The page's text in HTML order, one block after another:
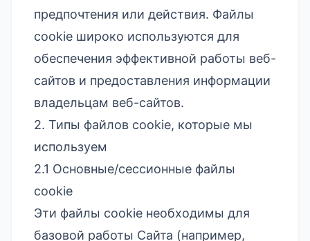
предпочтения или действия. Файлы
cookie широко используются для
обеспечения эффективной работы веб-
сайтов и предоставления информации
владельцам веб-сайтов.
2. Типы файлов cookie, которые мы
используем
2.1 Основные/сессионные файлы
cookie
Эти файлы cookie необходимы для
базовой работы Сайта (например,